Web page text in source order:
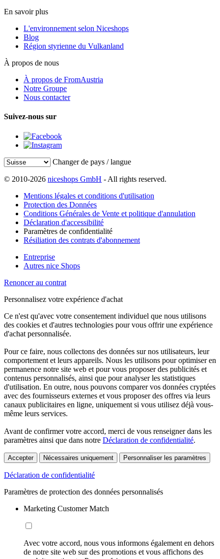
En savoir plus
L'environnement selon Niceshops
Blog
Région styrienne du Vulkanland
À propos de nous
À propos de FromAustria
Notre Groupe
Nous contacter
Suivez-nous sur
Changer de pays / langue
© 2010-2026 niceshops GmbH - All rights reserved.
Mentions légales et conditions d'utilisation
Protection des Données
Conditions Générales de Vente et politique d'annulation
Déclaration d'accessibilité
Paramètres de confidentialité
Résiliation des contrats d'abonnement
Entreprise
Autres nice Shops
Renoncer au contrat
Personnalisez votre expérience d'achat
Ce n'est qu'avec votre consentement individuel que nous utilisons
des cookies et d'autres technologies pour vous offrir une expérience
d'achat personnalisée.
Pour ce faire, nous collectons des données sur nos utilisateurs, leur
comportement et leurs appareils. Nous les utilisons pour optimiser en
permanence notre site web et pour vous proposer des publicités et
contenus personnalisés, ainsi que pour analyser les statistiques
d'utilisation. En outre, nous pouvons comparer vos données cryptées
avec des fournisseurs externes et vous proposer des offres via leurs
canaux publicitaires en ligne, uniquement si vous utilisez déjà vous-
même leurs services.
Avant de confirmer votre accord, merci de vous renseigner dans les
paramètres ainsi que dans notre Déclaration de confidentialité.
Accepter Nécessaires uniquement Personnaliser les paramètres
Déclaration de confidentialité
Paramètres de protection des données personnalisés
Marketing Customer Match
Avec votre accord, nous vous informons également en dehors
de notre site web sur des promotions et vous affichons des